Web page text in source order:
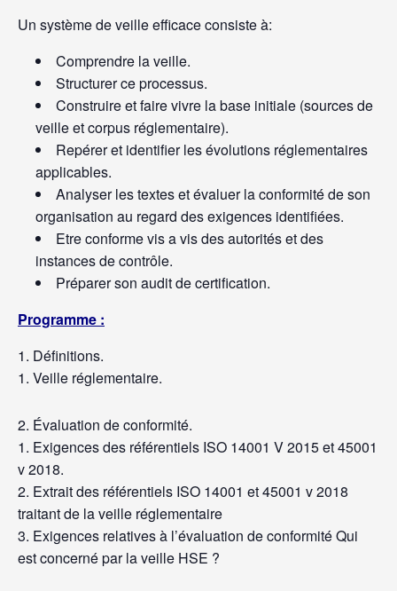
Un système de veille efficace consiste à:
Comprendre la veille.
Structurer ce processus.
Construire et faire vivre la base initiale (sources de
veille et corpus réglementaire).
Repérer et identifier les évolutions réglementaires
applicables.
Analyser les textes et évaluer la conformité de son
organisation au regard des exigences identifiées.
Etre conforme vis a vis des autorités et des
instances de contrôle.
Préparer son audit de certification.
Programme :
Définitions.
Veille réglementaire.
Évaluation de conformité.
Exigences des référentiels ISO 14001 V 2015 et 45001
v 2018.
Extrait des référentiels ISO 14001 et 45001 v 2018
traitant de la veille réglementaire
Exigences relatives à l’évaluation de conformité Qui
est concerné par la veille HSE ?